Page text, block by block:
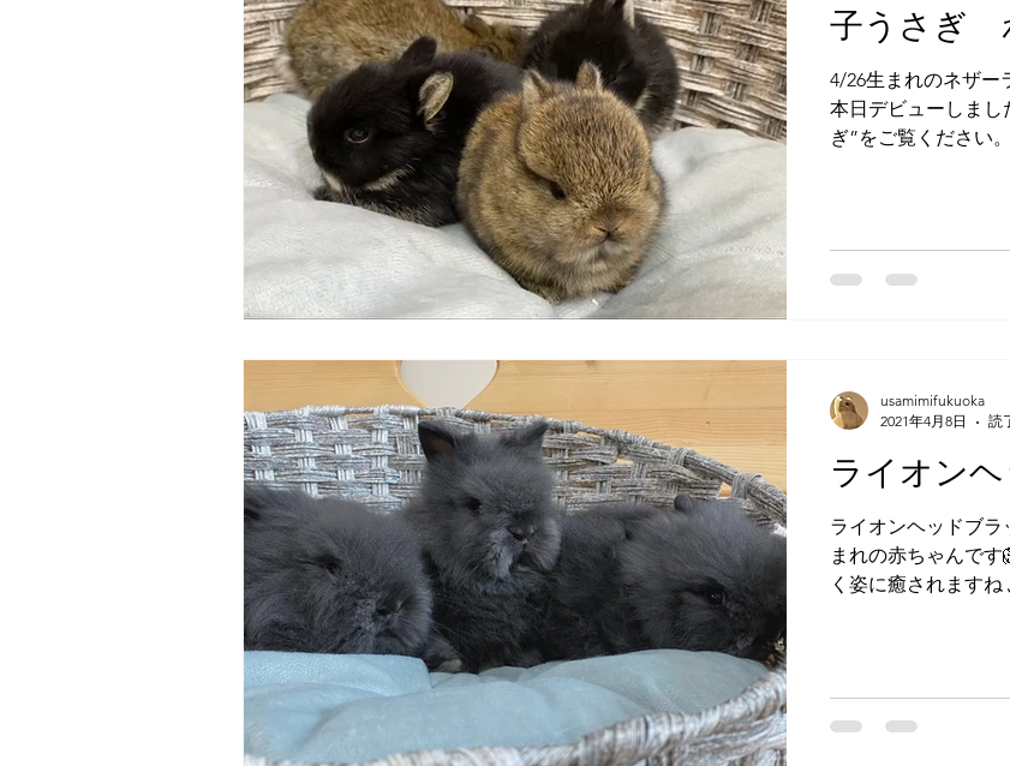
子うさぎ
4/26生まれのネザー
本日デビューしまし
ぎ”をご覧ください。
ライオン
ライオンヘッドブ
まれの赤ちゃんで
く姿に癒されます
usamimifukuoka
2021年4月8日
読